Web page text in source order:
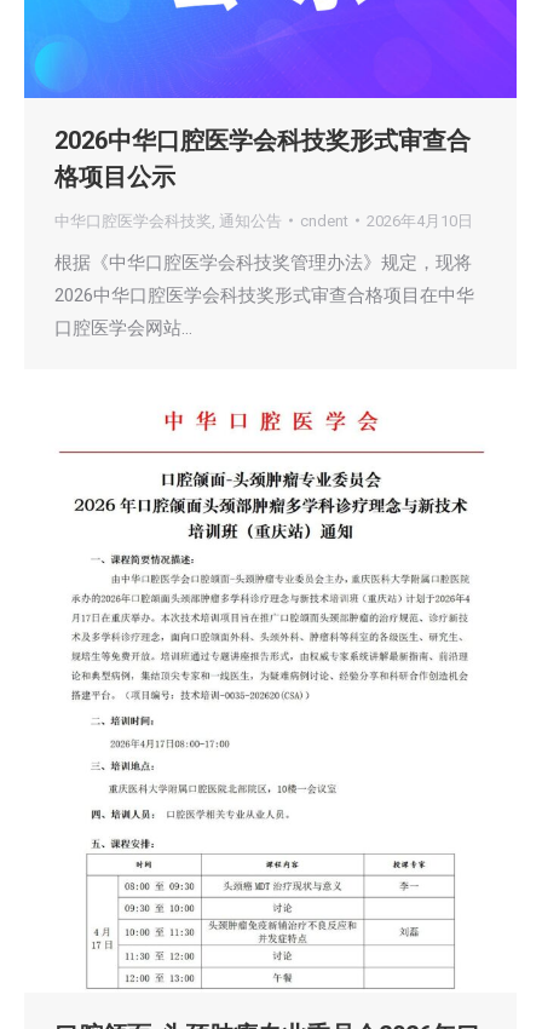
2026中华口腔医学会科技奖形式审查合
格项目公示
中华口腔医学会科技奖 通知公告 cndent 2026年4月10日
根据《中华口腔医学会科技奖管理办法》规定，现将
2026中华口腔医学会科技奖形式审查合格项目在中华
口腔医学会网站…